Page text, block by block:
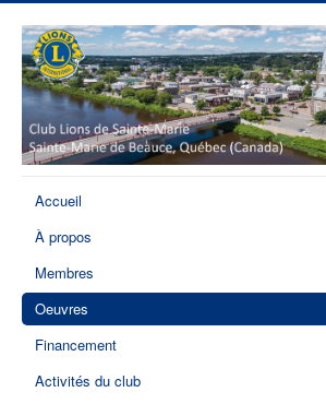
Accueil
À propos
Membres
Oeuvres
Financement
Activités du club